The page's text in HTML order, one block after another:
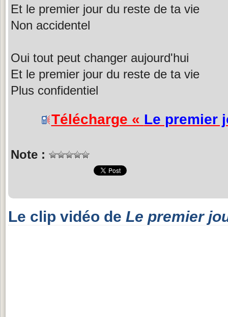
Et le premier jour du reste de ta vie
Non accidentel
Oui tout peut changer aujourd'hui
Et le premier jour du reste de ta vie
Plus confidentiel
Télécharge « Le premier
Note :
Le clip vidéo de Le premier